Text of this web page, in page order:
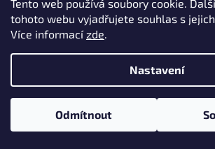
Tento web používá soubory cookie.
tohoto webu vyjadřujete souhlas s
Více informacízde.
Nastavení
Odmítnout
Obchodní podmínky
Podmínky ochrany osobních údajů
Doprava a platby